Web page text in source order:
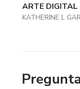
ARTE
KATHERINE L